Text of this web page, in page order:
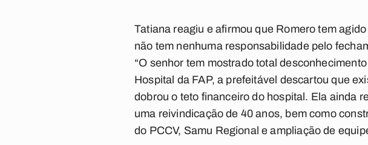
Tatiana reagiu e afirmou que Romero tem
não tem nenhuma responsabilidade pelo
“O senhor tem mostrado total
Hospital da FAP, a prefeitável descartou que
dobrou o teto financeiro do hospital. Ela ainda
uma reivindicação de 40 anos, bem como
do PCCV, Samu Regional e ampliação de